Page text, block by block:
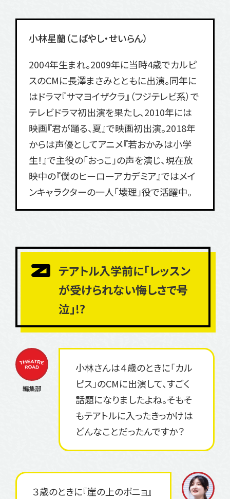
小林星蘭（こばやし・せいらん）
2004年生まれ。2009年に当時4歳でカルピ
スのCMに長澤まさみとともに出演。同年に
はドラマ『サマヨイザクラ』（フジテレビ系）で
テレビドラマ初出演を果たし、2010年には
映画『君が踊る、夏』で映画初出演。2018年
からは声優としてアニメ『若おかみは小学
生！』で主役の「おっこ」の声を演じ、現在放
映中の『僕のヒーローアカデミア』ではメイ
ンキャラクターの一人「壊理」役で活躍中。
テアトル入学前に「レッスン
が受けられない悔しさで号
泣」!?
小林さんは４歳のときに「カル
ピス」のCMに出演して、すごく
話題になりましたよね。そもそ
もテアトルに入ったきっかけは
どんなことだったんですか？
３歳のときに『崖の上のポニョ』